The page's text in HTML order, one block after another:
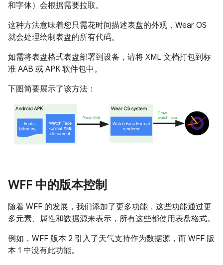
和字体）会根据需要拉取。
这种方法意味着您只需花时间描述表盘的外观，Wear OS
就会处理绘制表盘的所有代码。
如需将表盘格式表盘部署到设备，请将 XML 文档打包到标
准 AAB 或 APK 软件包中。
下图简要展示了该方法：
WFF 中的版本控制
随着 WFF 的发展，我们添加了更多功能，这些功能通过更
多元素、属性和数据源来表示，所有这些都使用表盘格式。
例如，WFF 版本 2 引入了天气支持作为数据源，而 WFF 版
本 1 中没有此功能。